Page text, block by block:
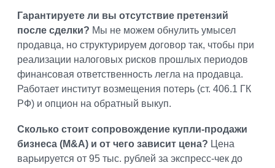
Гарантируете ли вы отсутствие претензий
после сделки? Мы не можем обнулить умысел
продавца, но структурируем договор так, чтобы при
реализации налоговых рисков прошлых периодов
финансовая ответственность легла на продавца.
Работает институт возмещения потерь (ст. 406.1 ГК
РФ) и опцион на обратный выкуп.
Сколько стоит сопровождение купли-продажи
бизнеса (M&A) и от чего зависит цена? Цена
варьируется от 95 тыс. рублей за экспресс-чек до